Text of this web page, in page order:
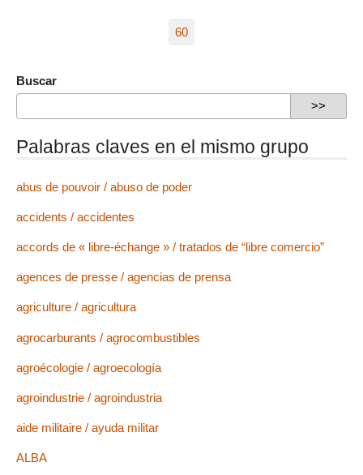
60
Buscar
Palabras claves en el mismo grupo
abus de pouvoir / abuso de poder
accidents / accidentes
accords de « libre-échange » / tratados de “libre comercio”
agences de presse / agencias de prensa
agriculture / agricultura
agrocarburants / agrocombustibles
agroécologie / agroecología
agroindustrie / agroindustria
aide militaire / ayuda militar
ALBA